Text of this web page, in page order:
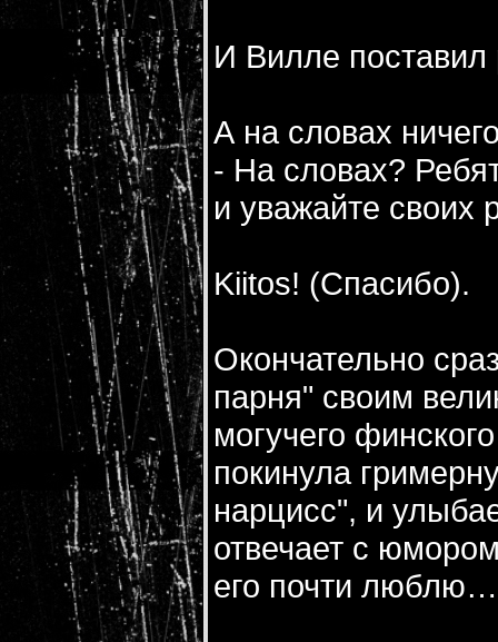
И Вилле
А на словах
- На словах?
и уважайте своих
Kiitos! (Спасибо).
Окончательно
парня" своим
могучего
покинула
нарцисс", и
отвечает с
его почти люблю…